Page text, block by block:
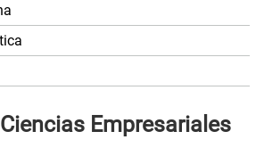
Empresariales